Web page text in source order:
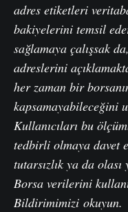
adres etiketleri
bakiyelerini temsil
sağlamaya çalışsak
adreslerini
her zaman bir
kapsamayabileceğini
Kullanıcıları bu
tedbirli olmaya davet
tutarsızlık ya da
Borsa verilerini
Bildirimimizi okuyun.